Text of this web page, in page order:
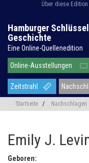
Über diese Edition
Hamburger
Geschichte
Eine Online-Quellenedition
Online-Ausstellungen
Zeitstrahl
Startseite / Nachschlagen
Emily J.
Geboren: